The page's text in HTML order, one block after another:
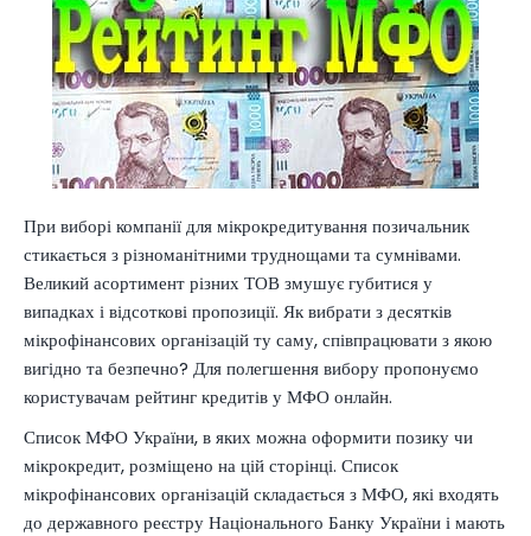
При виборі компанії для мікрокредитування позичальник
стикається з різноманітними труднощами та сумнівами.
Великий асортимент різних ТОВ змушує губитися у
випадках і відсоткові пропозиції. Як вибрати з десятків
мікрофінансових організацій ту саму, співпрацювати з якою
вигідно та безпечно? Для полегшення вибору пропонуємо
користувачам рейтинг кредитів у МФО онлайн.
Список МФО України, в яких можна оформити позику чи
мікрокредит, розміщено на цій сторінці. Список
мікрофінансових організацій складається з МФО, які входять
до державного реєстру Національного Банку України і мають